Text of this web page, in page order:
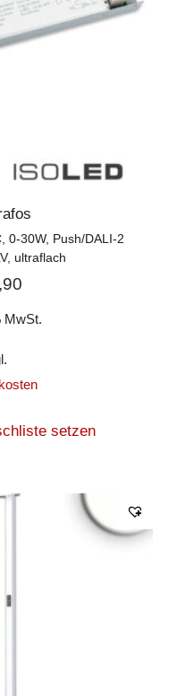
0-30W, Push/DALI-2
ultraflach
MwSt.
setzen